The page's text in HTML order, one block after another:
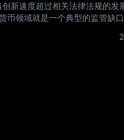
新速度超过相关法律法规的发
币领域就是一个典型的监管缺